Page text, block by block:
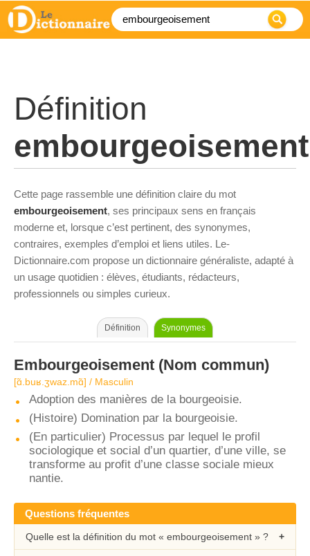
Définition
embourgeoisement
Cette page rassemble une définition claire du mot
embourgeoisement, ses principaux sens en français
moderne et, lorsque c’est pertinent, des synonymes,
contraires, exemples d’emploi et liens utiles. Le-
Dictionnaire.com propose un dictionnaire généraliste, adapté à
un usage quotidien : élèves, étudiants, rédacteurs,
professionnels ou simples curieux.
Définition Synonymes
Embourgeoisement (Nom commun)
[ɑ̃.buʁ.ʒwaz.mɑ̃] / Masculin
Adoption des manières de la bourgeoisie.
(Histoire) Domination par la bourgeoisie.
(En particulier) Processus par lequel le profil
sociologique et social d’un quartier, d’une ville, se
transforme au profit d’une classe sociale mieux
nantie.
Questions fréquentes
Quelle est la définition du mot « embourgeoisement » ?